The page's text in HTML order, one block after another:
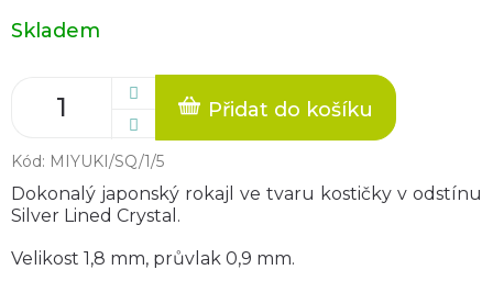
Měrná
cena:
Skladem
Přidat do košíku
Kód: MIYUKI/SQ/1/5
Dokonalý japonský rokajl ve tvaru kostičky v odstínu
Silver Lined Crystal.
Velikost 1,8 mm, průvlak 0,9 mm.